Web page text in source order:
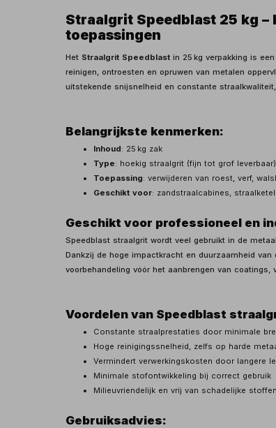
Straalgrit Speedblast 25 kg
toepassingen
Het Straalgrit Speedblast in 25 kg verpakking is
reinigen, ontroesten en opruwen van metalen
uitstekende snijsnelheid en constante
Belangrijkste kenmerken:
Inhoud: 25 kg zak
Type: hoekig straalgrit (fijn tot grof leverbaar)
Toepassing: verwijderen van roest, verf,
Geschikt voor: zandstraalcabines,
Geschikt voor professioneel en
Speedblast straalgrit wordt veel gebruikt in de
Dankzij de hoge impactkracht en duurzaamheid
voorbehandeling vóór het aanbrengen van coatings,
Voordelen van Speedblast
Constante straalprestaties door minimale
Hoge reinigingssnelheid, zelfs op harde
Vermindert verwerkingskosten door langere
Minimale stofontwikkeling bij correct gebruik
Milieuvriendelijk en vrij van schadelijke stoffen
Gebruiksadvies: